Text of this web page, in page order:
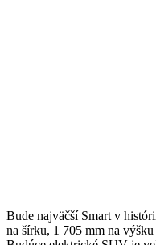
Bude najväčší Smart v
na šírku, 1 705 mm na